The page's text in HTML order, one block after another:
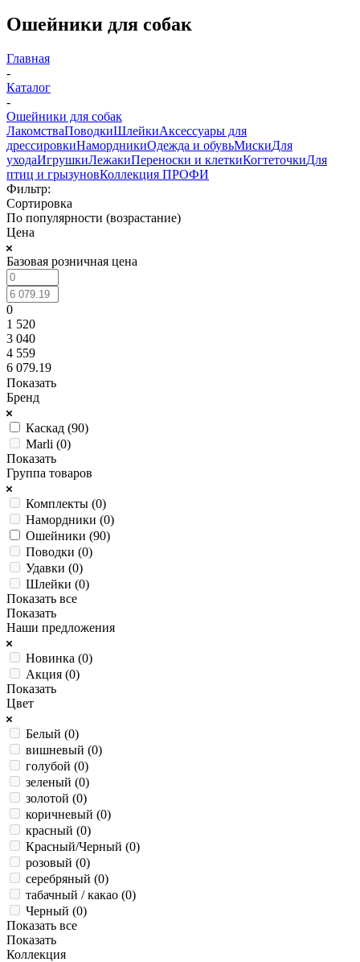
Ошейники для собак
Главная
-
Каталог
-
Ошейники для собак
ЛакомстваПоводкиШлейкиАксессуары для
дрессировкиНамордникиОдежда и обувьМискиДля
уходаИгрушкиЛежакиПереноски и клеткиКогтеточкиДля
птиц и грызуновКоллекция ПРОФИ
Фильтр:
Сортировка
По популярности (возрастание)
Цена
Базовая розничная цена
0
1 520
3 040
4 559
6 079.19
Показать
Бренд
Каскад (90)
Marli (0)
Показать
Группа товаров
Комплекты (0)
Намордники (0)
Ошейники (90)
Поводки (0)
Удавки (0)
Шлейки (0)
Показать все
Показать
Наши предложения
Новинка (0)
Акция (0)
Показать
Цвет
Белый (0)
вишневый (0)
голубой (0)
зеленый (0)
золотой (0)
коричневый (0)
красный (0)
Красный/Черный (0)
розовый (0)
серебряный (0)
табачный / какао (0)
Черный (0)
Показать все
Показать
Коллекция